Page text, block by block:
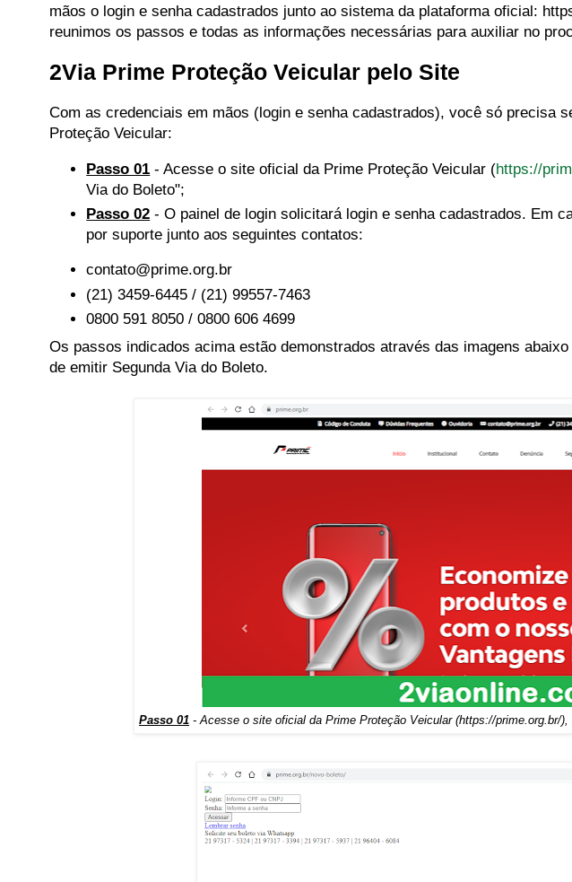
mãos o login e senha cadastrados junto ao sistema da plataforma oficial:
reunimos os passos e todas as informações necessárias para auxiliar no
2Via Prime Proteção Veicular pelo Site
Com as credenciais em mãos (login e senha cadastrados), você só precisa
Proteção Veicular:
Passo 01 - Acesse o site oficial da Prime Proteção Veicular (https://
Via do Boleto";
Passo 02 - O painel de login solicitará login e senha cadastrados. Em
por suporte junto aos seguintes contatos:
contato@prime.org.br
(21) 3459-6445 / (21) 99557-7463
0800 591 8050 / 0800 606 4699
Os passos indicados acima estão demonstrados através das imagens
de emitir Segunda Via do Boleto.
Passo 01 - Acesse o site oficial da Prime Proteção Veicular (https://prime.org.br/),